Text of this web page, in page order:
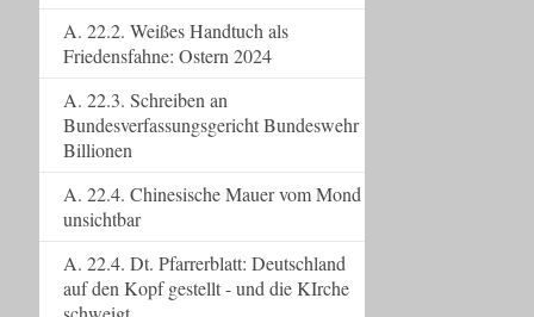
A. 22.2. Weißes Handtuch als
Friedensfahne: Ostern 2024
A. 22.3. Schreiben an
Bundesverfassungsgericht Bundeswehr
Billionen
A. 22.4. Chinesische Mauer vom Mond
unsichtbar
A. 22.4. Dt. Pfarrerblatt: Deutschland
auf den Kopf gestellt - und die KIrche